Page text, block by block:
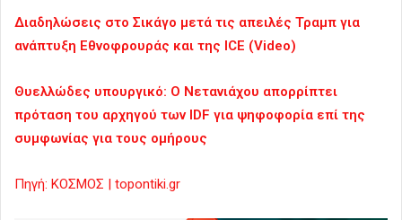
Διαδηλώσεις στο Σικάγο μετά τις απειλές Τραμπ για
ανάπτυξη Εθνοφρουράς και της ICE (Video)
Θυελλώδες υπουργικό: Ο Νετανιάχου απορρίπτει
πρόταση του αρχηγού των IDF για ψηφοφορία επί της
συμφωνίας για τους ομήρους
Πηγή: ΚΟΣΜΟΣ | topontiki.gr